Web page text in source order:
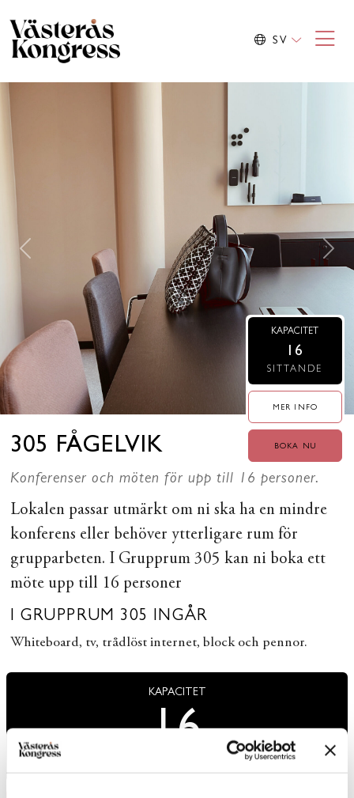
SV
Previous
305 FÅGELVIK
KAPACITET
16
SITTANDE
MER INFO
BOKA NU
Konferenser och möten för upp till 16 personer.
Lokalen passar utmärkt om ni ska ha en mindre
konferens eller behöver ytterligare rum för
grupparbeten. I Grupprum 305 kan ni boka ett
möte upp till 16 personer
I GRUPPRUM 305 INGÅR
Whiteboard, tv, trådlöst internet, block och pennor.
KAPACITET
16